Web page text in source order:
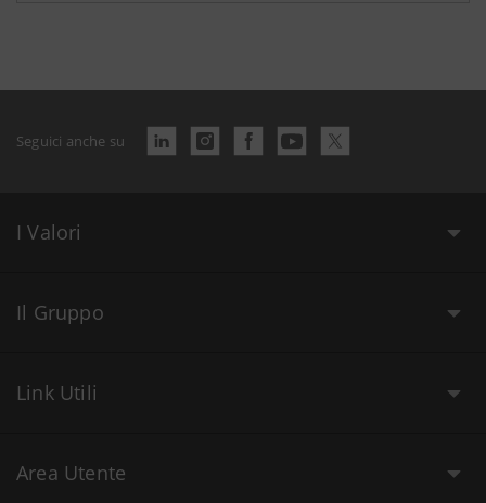
Seguici anche su
I Valori
Il Gruppo
Link Utili
Area Utente